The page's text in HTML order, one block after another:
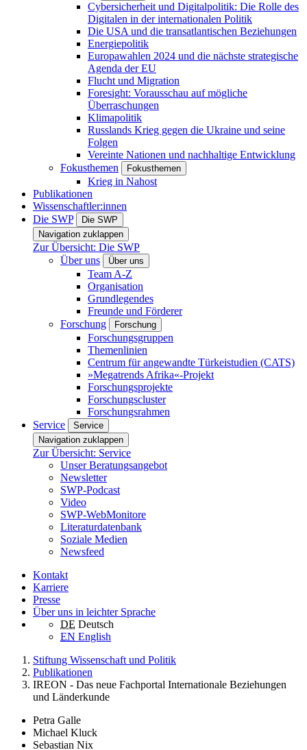
Cybersicherheit und Digitalpolitik: Die Rolle des
Digitalen in der internationalen Politik
Die USA und die transatlantischen Beziehungen
Energiepolitik
Europawahlen 2024 und die nächste strategische
Agenda der EU
Flucht und Migration
Foresight: Vorausschau auf mögliche
Überraschungen
Klimapolitik
Russlands Krieg gegen die Ukraine und seine
Folgen
Vereinte Nationen und nachhaltige Entwicklung
Fokusthemen
Fokusthemen
Krieg in Nahost
Publikationen
Wissenschaftler:innen
Die SWP
Die SWP
Navigation zuklappen
Zur Übersicht: Die SWP
Über uns
Über uns
Team A-Z
Organisation
Grundlegendes
Freunde und Förderer
Forschung
Forschung
Forschungsgruppen
Themenlinien
Centrum für angewandte Türkeistudien (CATS)
»Megatrends Afrika«-Projekt
Forschungsprojekte
Forschungscluster
Forschungsrahmen
Service
Service
Navigation zuklappen
Zur Übersicht: Service
Unser Beratungsangebot
Newsletter
SWP-Podcast
Video
SWP-WebMonitore
Literaturdatenbank
Soziale Medien
Newsfeed
Kontakt
Karriere
Presse
Über uns in leichter Sprache
DE Deutsch
EN English
Stiftung Wissenschaft und Politik
Publikationen
IREON - Das neue Fachportal Internationale Beziehungen
und Länderkunde
Petra Galle
Michael Kluck
Sebastian Nix